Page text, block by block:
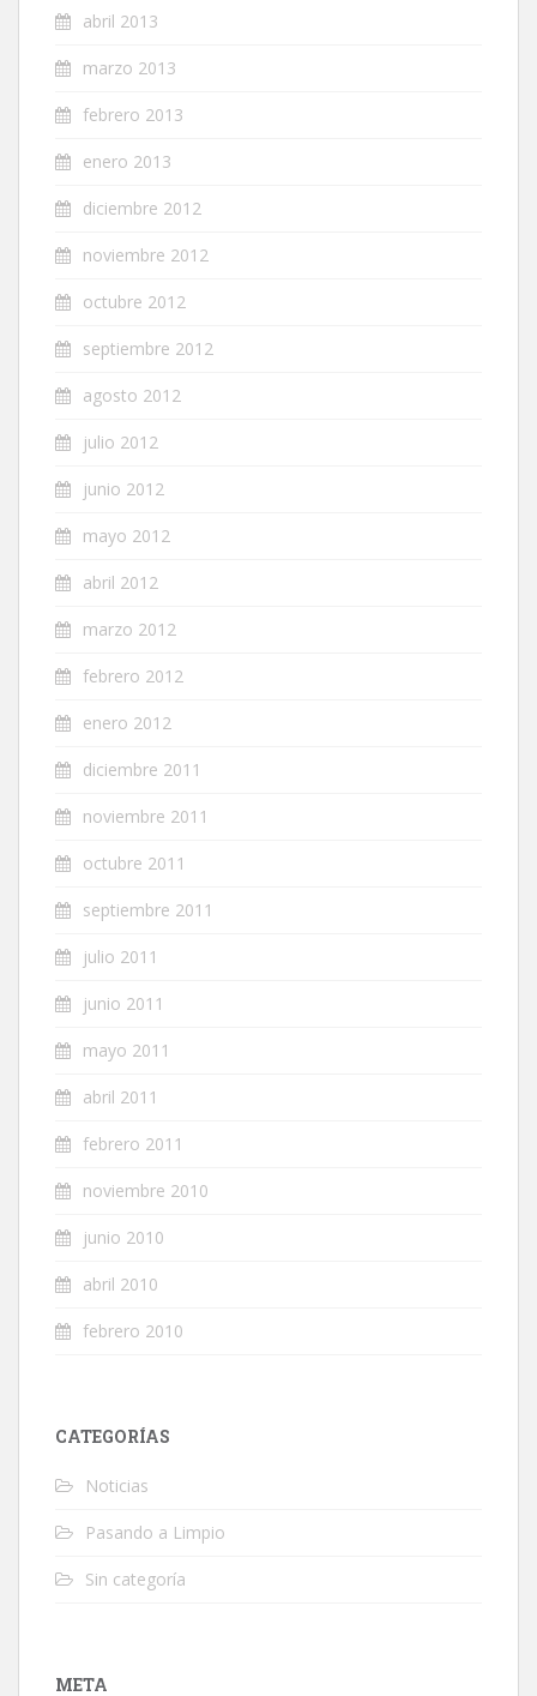
abril 2013
marzo 2013
febrero 2013
enero 2013
diciembre 2012
noviembre 2012
octubre 2012
septiembre 2012
agosto 2012
julio 2012
junio 2012
mayo 2012
abril 2012
marzo 2012
febrero 2012
enero 2012
diciembre 2011
noviembre 2011
octubre 2011
septiembre 2011
julio 2011
junio 2011
mayo 2011
abril 2011
febrero 2011
noviembre 2010
junio 2010
abril 2010
febrero 2010
CATEGORÍAS
Noticias
Pasando a Limpio
Sin categoría
META